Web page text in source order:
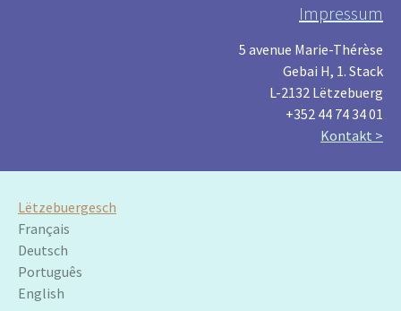
Impressum
5 avenue Marie-Thérèse
Gebai H, 1. Stack
L-2132 Lëtzebuerg
+352 44 74 34 01
Kontakt >
Lëtzebuergesch
Français
Deutsch
Português
English